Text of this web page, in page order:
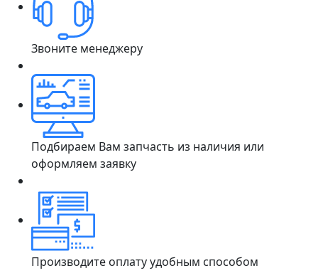
Звоните менеджеру
Подбираем Вам запчасть из наличия или
оформляем заявку
Производите оплату удобным способом